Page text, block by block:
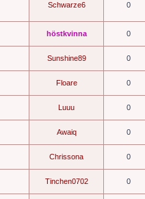
Schwarze6 0
höstkvinna 0
Sunshine89 0
Floare 0
Luuu 0
Awaiq 0
Chrissona 0
Tinchen0702 0